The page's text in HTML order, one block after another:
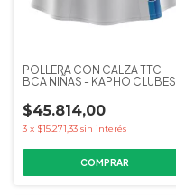
POLLERA CON CALZA TTC
BCA NIÑAS - KAPHO CLUBES
$45.814,00
3 x $15.271,33 sin interés
COMPRAR